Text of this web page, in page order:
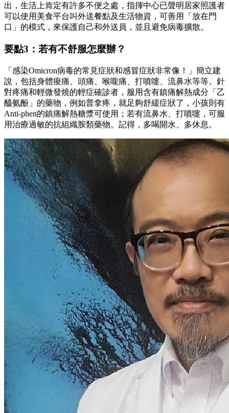
出，生活上肯定有許多不便之處，指揮中心已聲明居家照護者
可以使用美食平台叫外送餐點及生活物資，可善用「放在門
口」的模式，來保護自己和外送員，並且避免病毒擴散。
要點3：若有不舒服怎麼辦？
「感染Omicron病毒的常見症狀和感冒症狀非常像！」簡立建
說，包括身體痠痛、頭痛、喉嚨痛、打噴嚏、流鼻水等等。針
對疼痛和輕微發燒的輕症確診者，服用含有鎮痛解熱成分「乙
醯氨酚」的藥物，例如普拿疼，就足夠舒緩症狀了，小孩則有
Anti-phen的鎮痛解熱糖漿可使用；若有流鼻水、打噴嚏，可服
用治療過敏的抗組織胺類藥物。記得，多喝開水、多休息。